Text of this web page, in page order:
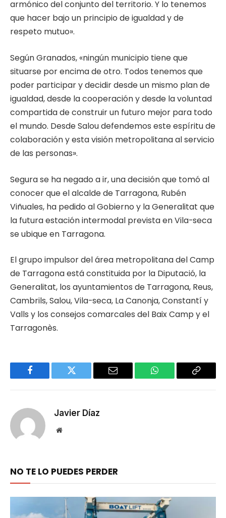
armónico del conjunto del territorio. Y lo tenemos
que hacer bajo un principio de igualdad y de
respeto mutuo».
Según Granados, «ningún municipio tiene que
situarse por encima de otro. Todos tenemos que
poder participar y decidir desde un mismo plan de
igualdad, desde la cooperación y desde la voluntad
compartida de construir un futuro mejor para todo
el mundo. Desde Salou defendemos este espíritu de
colaboración y esta visión metropolitana al servicio
de las personas».
Segura se ha negado a ir, una decisión que tomó al
conocer que el alcalde de Tarragona, Rubén
Viñuales, ha pedido al Gobierno y la Generalitat que
la futura estación intermodal prevista en Vila-seca
se ubique en Tarragona.
El grupo impulsor del área metropolitana del Camp
de Tarragona está constituida por la Diputació, la
Generalitat, los ayuntamientos de Tarragona, Reus,
Cambrils, Salou, Vila-seca, La Canonja, Constantí y
Valls y los consejos comarcales del Baix Camp y el
Tarragonès.
Facebook Twitter Email WhatsApp Copy
Javier Díaz
Website
NO TE LO PUEDES PERDER